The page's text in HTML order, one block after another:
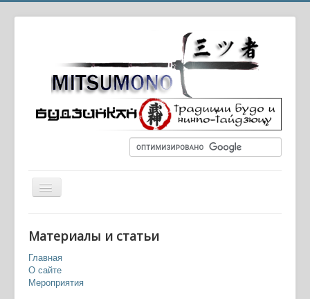
Вы здесь:
Тайдзюцу, или "техника тела"
Материалы и статьи
Главная
О сайте
Мероприятия